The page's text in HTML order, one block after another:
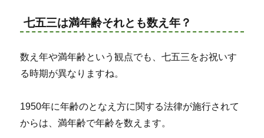
七五三は満年齢それとも数え年？
数え年や満年齢という観点でも、七五三をお祝いす
る時期が異なりますね。
1950年に年齢のとなえ方に関する法律が施行されて
からは、満年齢で年齢を数えます。